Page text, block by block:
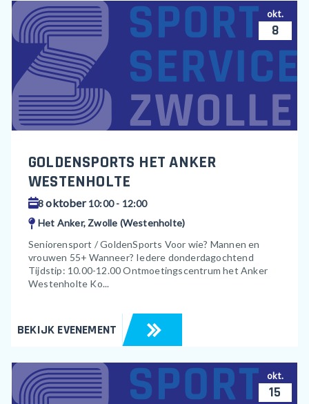
okt.
8
GOLDENSPORTS HET ANKER
WESTENHOLTE
8oktober10:00 - 12:00
Het Anker, Zwolle (Westenholte)
Seniorensport / GoldenSports Voor wie? Mannen en
vrouwen 55+ Wanneer? Iedere donderdagochtend
Tijdstip: 10.00-12.00 Ontmoetingscentrum het Anker
Westenholte Ko...
BEKIJK EVENEMENT
okt.
15